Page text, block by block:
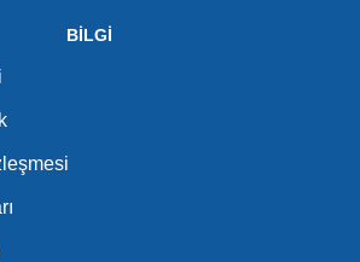
BİLGİ